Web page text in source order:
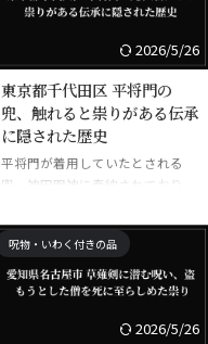
2026/5/26
東京都千代田区 平将門の
兜、触れると祟りがある伝承
に隠された歴史
平将門が着用していたとされる
兜。神田明神に奉納されており、
呪物・いわく付きの品
2026/5/26